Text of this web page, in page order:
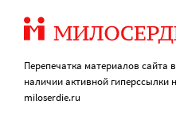
Перепечатка материалов сайта
наличии активной гиперссылки
miloserdie.ru